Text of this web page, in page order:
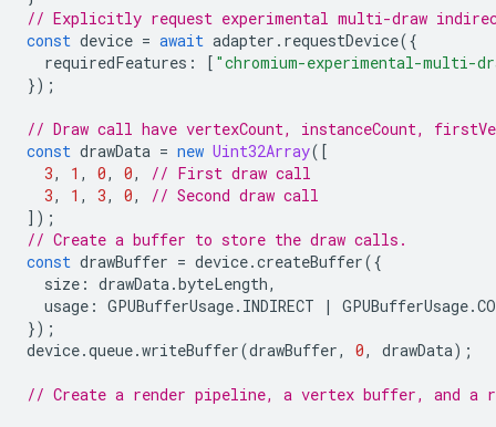
// Explicitly request experimental multi-draw
const device = await adapter . requestDevice({
requiredFeatures : [ "chromium-experimental-multi-
});
// Draw call have vertexCount, instanceCount,
const drawData = new Uint32Array([
3, 1 , 0, 0,
// First draw call
3, 1 , 3, 0,
// Second draw call
]);
// Create a buffer to store the draw calls.
const drawBuffer = device.createBuffer({
size : drawData.byteLength,
usage : GPUBufferUsage. INDIRECT | GPUBufferUsage.
});
device.queue.writeBuffer(drawBuffer, 0, drawData);
// Create a render pipeline, a vertex buffer, and a